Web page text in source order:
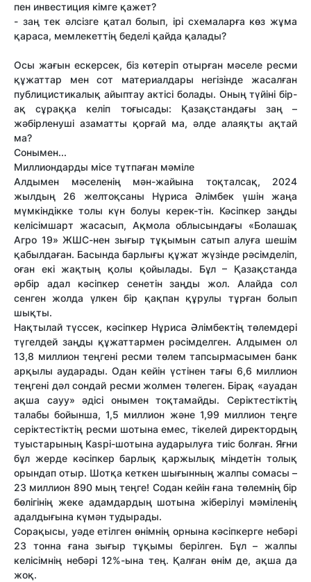
пен инвестиция кімге қажет?
- заң тек әлсізге қатал болып, ірі схемаларға көз жұма
қараса, мемлекеттің беделі қайда қалады?
Осы жағын ескерсек, біз көтеріп отырған мәселе ресми
құжаттар мен сот материалдары негізінде жасалған
публицистикалық айыптау актісі болады. Оның түйіні бір-
ақ сұраққа келіп тоғысады: Қазақстандағы заң –
жәбірленуші азаматты қорғай ма, әлде алаяқты ақтай
ма?
Сонымен...
Миллиондарды місе тұтпаған мәміле
Алдымен мәселенің мән-жайына тоқталсақ, 2024
жылдың 26 желтоқсаны Нұриса Әлімбек үшін жаңа
мүмкіндікке толы күн болуы керек-тін. Кәсіпкер заңды
келісімшарт жасасып, Ақмола облысындағы «Болашақ
Агро 19» ЖШС-нен зығыр тұқымын сатып алуға шешім
қабылдаған. Басында барлығы құжат жүзінде рәсімделіп,
оған екі жақтың қолы қойылады. Бұл – Қазақстанда
әрбір адал кәсіпкер сенетін заңды жол. Алайда сол
сенген жолда үлкен бір қақпан құрулы тұрған болып
шықты.
Нақтылай түссек, кәсіпкер Нұриса Әлімбектің төлемдері
түгелдей заңды құжаттармен рәсімделген. Алдымен ол
13,8 миллион теңгені ресми төлем тапсырмасымен банк
арқылы аударады. Одан кейін үстінен тағы 6,6 миллион
теңгені дәл сондай ресми жолмен төлеген. Бірақ «ауадан
ақша сауу» әдісі онымен тоқтамайды. Серіктестіктің
талабы бойынша, 1,5 миллион және 1,99 миллион теңге
серіктестіктің ресми шотына емес, тікелей директордың
туыстарының Kaspi-шотына аударылуға тиіс болған. Яғни
бұл жерде кәсіпкер барлық қаржылық міндетін толық
орындап отыр. Шотқа кеткен шығынның жалпы сомасы –
23 миллион 890 мың теңге! Содан кейін ғана төлемнің бір
бөлігінің жеке адамдардың шотына жіберілуі мәміленің
адалдығына күмән тудырады.
Сорақысы, уәде етілген өнімнің орнына кәсіпкерге небәрі
23 тонна ғана зығыр тұқымы берілген. Бұл – жалпы
келісімнің небәрі 12%-ына тең. Қалған өнім де, ақша да
жоқ.